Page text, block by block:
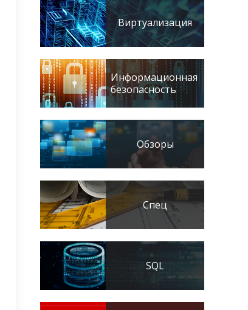
Виртуализация
Информационная
безопасность
Обзоры
Спец
SQL